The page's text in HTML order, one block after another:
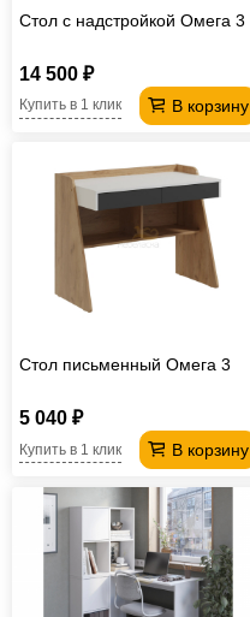
Стол с надстройкой Омега 3
14 500 ₽
В корзину
Купить в 1 клик
Стол письменный Омега 3
5 040 ₽
В корзину
Купить в 1 клик